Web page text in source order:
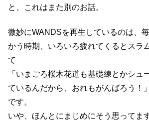
と、これはまた別のお話。
微妙にWANDSを再生しているのは、
かう時期、いろいろ疲れてくるとスラ
て
「いまごろ桜木花道も基礎練とかシュ
ているんだから、おれもがんばろう！
です。
いや、ほんとにまじめにそう思ってま